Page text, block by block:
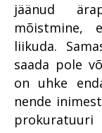
jäänud
mõistmine,
liikuda.
saada pole
on uhke
nende